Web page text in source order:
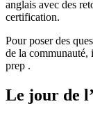
anglais avec des
certification.
Pour poser des
de la communauté,
prep .
Le jour de